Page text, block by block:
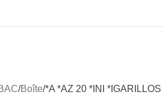
Boîte *A *AZ 20 *INI